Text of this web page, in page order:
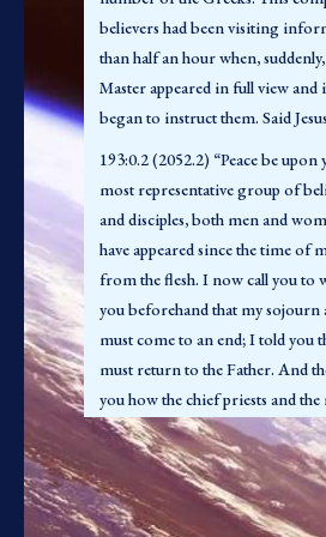
verdade eterna e viva em seus
pela fé viva, vocês se tornam
conscientes de Deus, então
como filhos da luz e da vida, até
de universos e alcançarão a
encontrar Deus o Pai no Paraíso.
193:0.4 (2052.4) “Eu os exorto a
lembrarem que a sua missão
proclamar o evangelho do reino –
paternidade de Deus e a verdade
homem. Proclamem toda a
novas, não apenas uma parte do
salvador. Sua mensagem não é
minha experiência de
Deus, pela fé, ainda é a verdade
evangelho do reino. Vocês
believers had been visiting
than half an hour when,
Master appeared in full view and
began to instruct them. Said
193:0.2 (2052.2) “Peace be upon
most representative group of
and disciples, both men and
have appeared since the time of
from the flesh. I now call you to
you beforehand that my sojourn
must come to an end; I told you
must return to the Father. And
you how the chief priests and
Jews would deliver me up to be
that I would rise from the grave.
you allow yourselves to become
by all this when it came to pass?